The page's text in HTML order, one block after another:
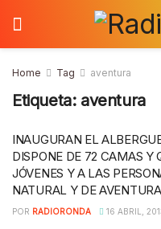
Home Tag aventura
Etiqueta: aventura
INAUGURAN EL
DISPONE DE 72 CAMAS Y
JÓVENES Y A LAS
NATURAL Y DE AVENTURA
POR RADIORONDA 16 ABRIL,